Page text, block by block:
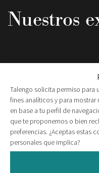
Talengo solicita permiso para
fines analíticos y para
en base a tu perfil de
que te proponemos o bien
preferencias. ¿Aceptas estas
personales que implica?
Nuestros